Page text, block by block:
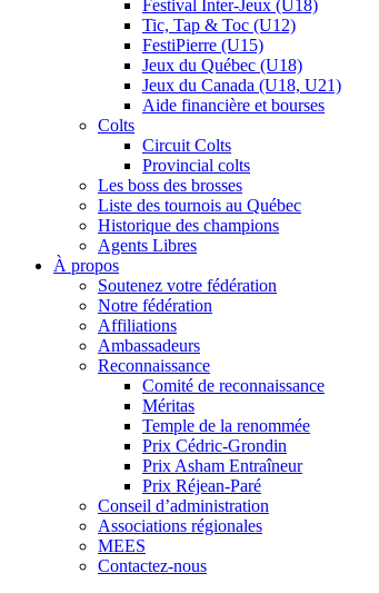
Festival Inter-Jeux (U18)
Tic, Tap & Toc (U12)
FestiPierre (U15)
Jeux du Québec (U18)
Jeux du Canada (U18, U21)
Aide financière et bourses
Colts
Circuit Colts
Provincial colts
Les boss des brosses
Liste des tournois au Québec
Historique des champions
Agents Libres
À propos
Soutenez votre fédération
Notre fédération
Affiliations
Ambassadeurs
Reconnaissance
Comité de reconnaissance
Méritas
Temple de la renommée
Prix Cédric-Grondin
Prix Asham Entraîneur
Prix Réjean-Paré
Conseil d’administration
Associations régionales
MEES
Contactez-nous